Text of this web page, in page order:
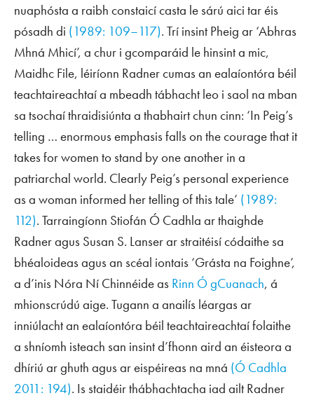
nuaphósta a raibh constaicí casta le sárú aici tar éis
pósadh di (1989: 109–117). Trí insint Pheig ar ‘Abhras
Mhná Mhicí’, a chur i gcomparáid le hinsint a mic,
Maidhc File, léiríonn Radner cumas an ealaíontóra béil
teachtaireachtaí a mbeadh tábhacht leo i saol na mban
sa tsochaí thraidisiúnta a thabhairt chun cinn: ‘In Peig’s
telling … enormous emphasis falls on the courage that it
takes for women to stand by one another in a
patriarchal world. Clearly Peig’s personal experience
as a woman informed her telling of this tale’ (1989:
112). Tarraingíonn Stiofán Ó Cadhla ar thaighde
Radner agus Susan S. Lanser ar straitéisí códaithe sa
bhéaloideas agus an scéal iontais ‘Grásta na Foighne’,
a d’inis Nóra Ní Chinnéide as Rinn Ó gCuanach, á
mhionscrúdú aige. Tugann a anailís léargas ar
inniúlacht an ealaíontóra béil teachtaireachtaí folaithe
a shníomh isteach san insint d’fhonn aird an éisteora a
dhíriú ar ghuth agus ar eispéireas na mná (Ó Cadhla
2011: 194). Is staidéir thábhachtacha iad ailt Radner